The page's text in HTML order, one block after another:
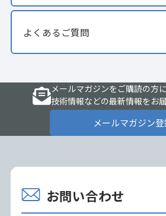
よくあるご質問
メールマガジンをご購読の方
技術情報などの最新情報をお届
メールマガジン
お問い合わせ